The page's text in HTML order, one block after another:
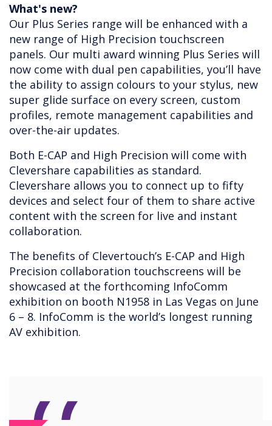
What's new?
Our Plus Series range will be enhanced with a
new range of High Precision touchscreen
panels. Our multi award winning Plus Series will
now come with dual pen capabilities, you’ll have
the ability to assign colours to your stylus, new
super glide surface on every screen, custom
profiles, remote management capabilities and
over-the-air updates.
Both E-CAP and High Precision will come with
Clevershare capabilities as standard.
Clevershare allows you to connect up to fifty
devices and select four of them to share active
content with the screen for live and instant
collaboration.
The benefits of Clevertouch’s E-CAP and High
Precision collaboration touchscreens will be
showcased at the forthcoming InfoComm
exhibition on booth N1958 in Las Vegas on June
6 – 8. InfoComm is the world’s longest running
AV exhibition.